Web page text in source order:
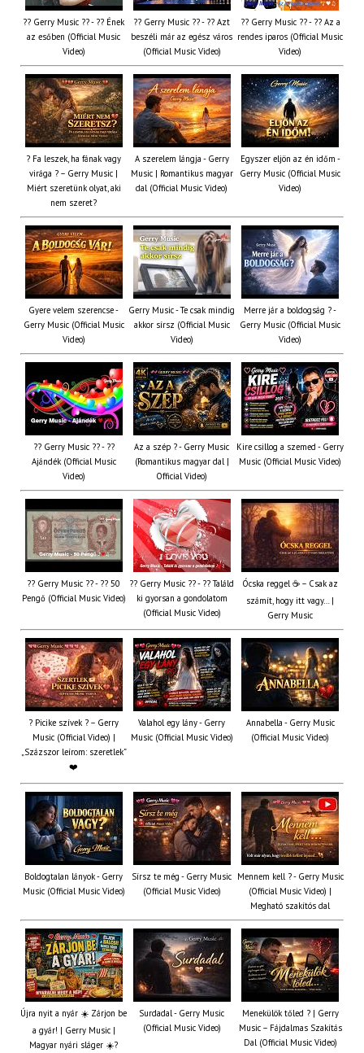
?? Gerry Music ?? - ?? Ének
az esőben (Official Music
Video)
?? Gerry Music ?? - ?? Azt
beszéli már az egész város
(Official Music Video)
?? Gerry Music ?? - ?? Az a
rendes iparos (Official Music
Video)
? Fa leszek, ha fának vagy
virága ? – Gerry Music |
Miért szeretünk olyat, aki
nem szeret?
A szerelem lángja - Gerry
Music | Romantikus magyar
dal (Official Music Video)
Egyszer eljön az én időm -
Gerry Music (Official Music
Video)
Gyere velem szerencse -
Gerry Music (Official Music
Video)
Gerry Music - Te csak mindig
akkor sírsz (Official Music
Video)
Merre jár a boldogság ? -
Gerry Music (Official Music
Video)
?? Gerry Music ?? - ??
Ajándék (Official Music
Video)
Az a szép ? - Gerry Music
(Romantikus magyar dal |
Official Video)
Kire csillog a szemed - Gerry
Music (Official Music Video)
?? Gerry Music ?? - ?? 50
Pengő (Official Music Video)
?? Gerry Music ?? - ?? Találd
ki gyorsan a gondolatom
(Official Music Video)
Ócska reggel ☕ – Csak az
számít, hogy itt vagy… |
Gerry Music
? Picike szívek ? – Gerry
Music (Official Video) |
„Százszor leírom: szeretlek”
❤️
Valahol egy lány - Gerry
Music (Official Music Video)
Annabella - Gerry Music
(Official Music Video)
Boldogtalan lányok - Gerry
Music (Official Music Video)
Sírsz te még - Gerry Music
(Official Music Video)
Mennem kell ? - Gerry Music
(Official Music Video) |
Megható szakítós dal
Újra nyit a nyár ☀️ Zárjon be
a gyár! | Gerry Music |
Magyar nyári sláger ☀️?
Surdadal - Gerry Music
(Official Music Video)
Menekülök tőled ? | Gerry
Music – Fájdalmas Szakítás
Dal (Official Music Video)